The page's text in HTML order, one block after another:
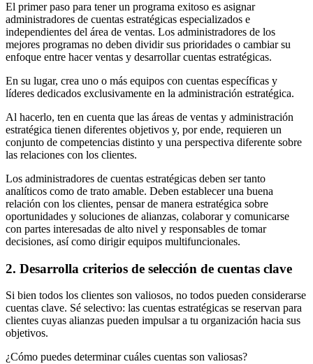
El primer paso para tener un programa exitoso es asignar
administradores de cuentas estratégicas especializados e
independientes del área de ventas. Los administradores de los
mejores programas no deben dividir sus prioridades o cambiar su
enfoque entre hacer ventas y desarrollar cuentas estratégicas.
En su lugar, crea uno o más equipos con cuentas específicas y
líderes dedicados exclusivamente en la administración estratégica.
Al hacerlo, ten en cuenta que las áreas de ventas y administración
estratégica tienen diferentes objetivos y, por ende, requieren un
conjunto de competencias distinto y una perspectiva diferente sobre
las relaciones con los clientes.
Los administradores de cuentas estratégicas deben ser tanto
analíticos como de trato amable. Deben establecer una buena
relación con los clientes, pensar de manera estratégica sobre
oportunidades y soluciones de alianzas, colaborar y comunicarse
con partes interesadas de alto nivel y responsables de tomar
decisiones, así como dirigir equipos multifuncionales.
2. Desarrolla criterios de selección de cuentas clave
Si bien todos los clientes son valiosos, no todos pueden considerarse
cuentas clave. Sé selectivo: las cuentas estratégicas se reservan para
clientes cuyas alianzas pueden impulsar a tu organización hacia sus
objetivos.
¿Cómo puedes determinar cuáles cuentas son valiosas?